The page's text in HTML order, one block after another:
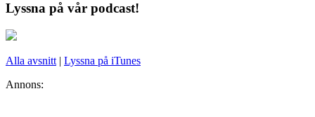
Lyssna på vår podcast!
Alla avsnitt | Lyssna på iTunes
Annons: